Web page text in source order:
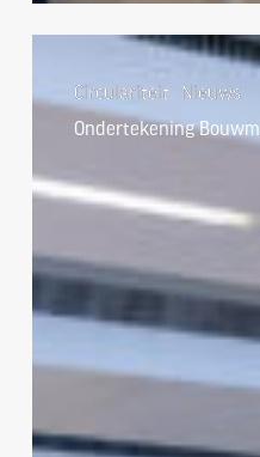
Bouwmaterialenakkoord
Circulariteit
Nieuws
Ondertekening